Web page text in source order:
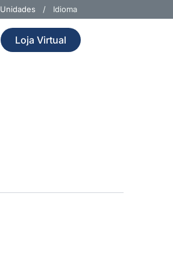
Unidades / Idioma
Loja Virtual